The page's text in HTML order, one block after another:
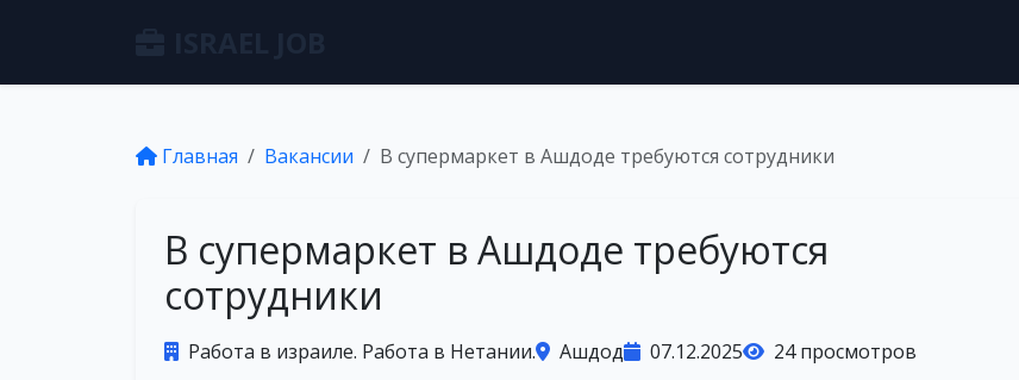
Главная Вакансии В супермаркет в Ашдоде требуются сотрудники
В супермаркет в Ашдоде требуются
сотрудники
Работа в израиле. Работа в Нетании. Ашдод 07.12.2025 24 просмотров